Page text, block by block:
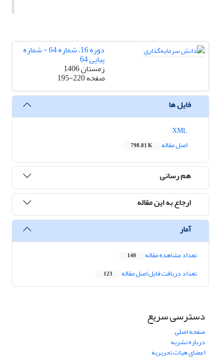
دوره 16، شماره 64 - شماره
پیاپی 64
زمستان 1406
صفحه195-220
فایل ها
اصل مقاله
798.81 K
هم رسانی
ارجاع به این مقاله
آمار
تعداد مشاهده مقاله 140
تعداد دریافت فایل اصل مقاله 123
دسترسی سریع
صفحه اصلی
درباره نشریه
اعضای هیات تحریریه